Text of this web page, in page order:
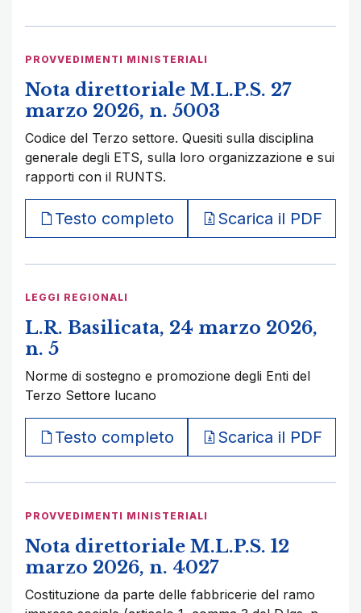
PROVVEDIMENTI MINISTERIALI
Nota direttoriale M.L.P.S. 27
marzo 2026, n. 5003
Codice del Terzo settore. Quesiti sulla disciplina
generale degli ETS, sulla loro organizzazione e sui
rapporti con il RUNTS.
Testo completo Scarica il PDF
LEGGI REGIONALI
L.R. Basilicata, 24 marzo 2026,
n. 5
Norme di sostegno e promozione degli Enti del
Terzo Settore lucano
Testo completo Scarica il PDF
PROVVEDIMENTI MINISTERIALI
Nota direttoriale M.L.P.S. 12
marzo 2026, n. 4027
Costituzione da parte delle fabbricerie del ramo